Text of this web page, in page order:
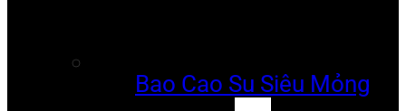
Bao Cao Su Siêu Mỏng